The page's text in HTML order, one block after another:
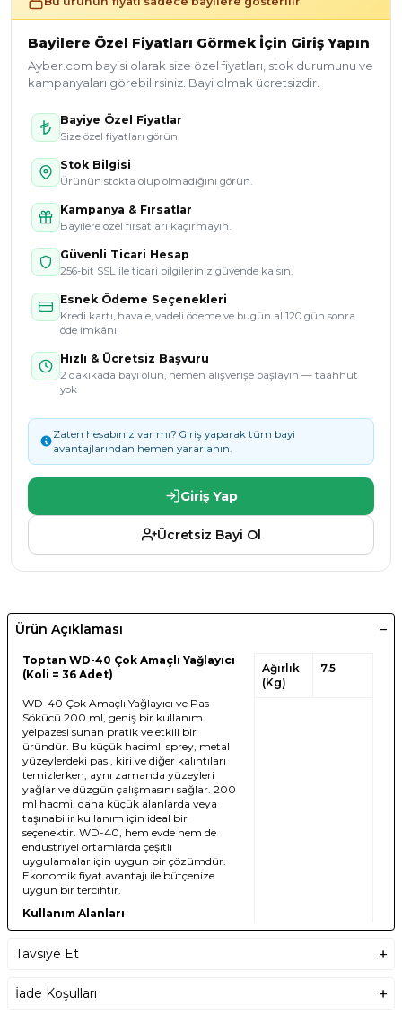
Bayilere Özel Fiyatları Görmek İçin Giriş Yapın
Ayber.com bayisi olarak size özel fiyatları, stok durumunu ve
kampanyaları görebilirsiniz. Bayi olmak ücretsizdir.
Bayiye Özel Fiyatlar
Size özel fiyatları görün.
Stok Bilgisi
Ürünün stokta olup olmadığını görün.
Kampanya & Fırsatlar
Bayilere özel fırsatları kaçırmayın.
Güvenli Ticari Hesap
256-bit SSL ile ticari bilgileriniz güvende kalsın.
Esnek Ödeme Seçenekleri
Kredi kartı, havale, vadeli ödeme ve bugün al 120 gün sonra
öde imkânı
Hızlı & Ücretsiz Başvuru
2 dakikada bayi olun, hemen alışverişe başlayın — taahhüt
yok
Zaten hesabınız var mı? Giriş yaparak tüm bayi
avantajlarından hemen yararlanın.
Giriş Yap
Ücretsiz Bayi Ol
Ürün Açıklaması
Toptan WD-40 Çok Amaçlı Yağlayıcı
(Koli = 36 Adet)
WD-40 Çok Amaçlı Yağlayıcı ve Pas
Sökücü 200 ml, geniş bir kullanım
yelpazesi sunan pratik ve etkili bir
üründür. Bu küçük hacimli sprey, metal
yüzeylerdeki pası, kiri ve diğer kalıntıları
temizlerken, aynı zamanda yüzeyleri
yağlar ve düzgün çalışmasını sağlar. 200
ml hacmi, daha küçük alanlarda veya
taşınabilir kullanım için ideal bir
seçenektir. WD-40, hem evde hem de
endüstriyel ortamlarda çeşitli
uygulamalar için uygun bir çözümdür.
Ekonomik fiyat avantajı ile bütçenize
uygun bir tercihtir.
Kullanım Alanları
Sökücü, metal yüzeylerde pası sökme, kir
ve kalıntıları temizleme, menteşe ve
ekipmanlarda koruma ve diğer genel
Ağırlık
(Kg)
7.5
Tavsiye Et
İade Koşulları